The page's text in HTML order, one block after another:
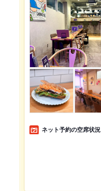
ネット予約の空席状況